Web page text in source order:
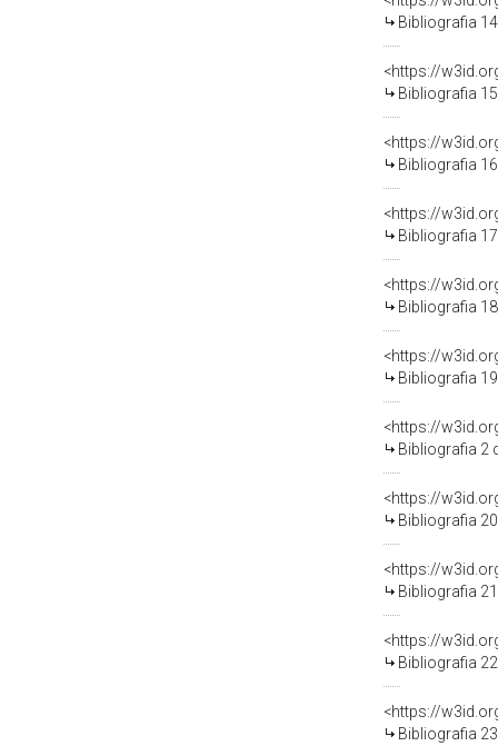
Bibliografia
<https://
Bibliografia
<https://
Bibliografia
<https://
Bibliografia
<https://
Bibliografia
<https://
Bibliografia
<https://
Bibliografia 2
<https://
Bibliografia
<https://
Bibliografia
<https://
Bibliografia
<https://
Bibliografia